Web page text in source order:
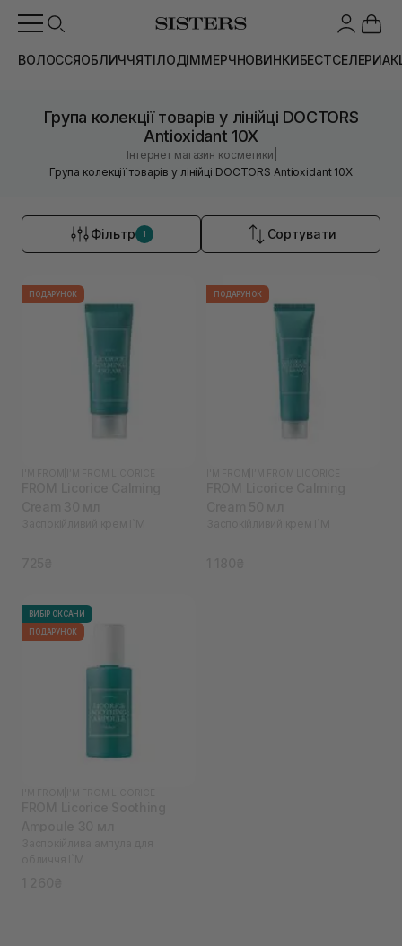
ВОЛОССЯОБЛИЧЧЯТІЛОДІММЕРЧНОВИНКИБЕСТСЕЛЕРИ
Група колекції товарів у лінійці DOCTORS
Antioxidant 10X
Інтернет магазин косметики
Група колекції товарів у лінійці DOCTORS Antioxidant 10X
Фільтр 1 Сортувати
ПОДАРУНОК ПОДАРУНОК
ВИБІР ОКСАНИ
ПОДАРУНОК